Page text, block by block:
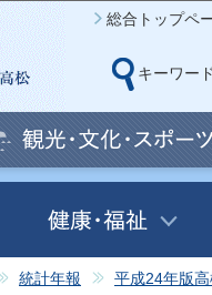
このページの本文へ移動
総合トップペ
キーワー
統計年報 平成24年版